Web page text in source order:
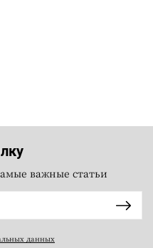
важные статьи
данных